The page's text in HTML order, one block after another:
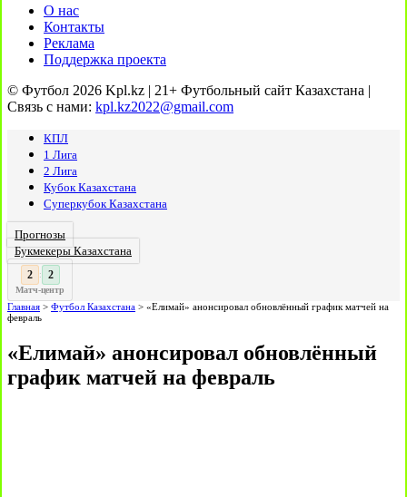
О нас
Контакты
Реклама
Поддержка проекта
© Футбол 2026 Kpl.kz | 21+ Футбольный сайт Казахстана |
Связь с нами: kpl.kz2022@gmail.com
КПЛ
1 Лига
2 Лига
Кубок Казахстана
Суперкубок Казахстана
Прогнозы
Букмекеры Казахстана
3
:
Матч-центр
Главная > Футбол Казахстана > «Елимай» анонсировал обновлённый график матчей на
февраль
«Елимай» анонсировал обновлённый
график матчей на февраль